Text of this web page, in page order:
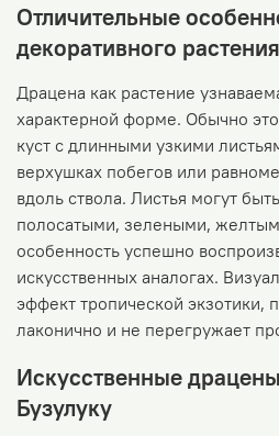
Отличительные
декоративного растения
Драцена как растение
характерной форме. Обычно
куст с длинными узкими
верхушках побегов или
вдоль ствола. Листья могут
полосатыми, зелеными,
особенность успешно
искусственных аналогах.
эффект тропической экзотики,
лаконично и не перегружает
Искусственные
Бузулуку